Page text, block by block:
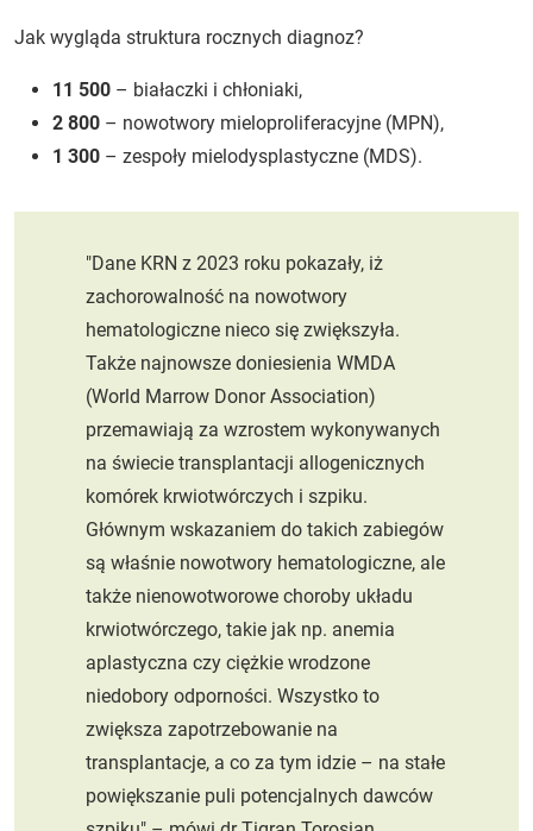
Jak wygląda struktura rocznych diagnoz?
11 500 – białaczki i chłoniaki,
2 800 – nowotwory mieloproliferacyjne (MPN),
1 300 – zespoły mielodysplastyczne (MDS).
"Dane KRN z 2023 roku pokazały, iż
zachorowalność na nowotwory
hematologiczne nieco się zwiększyła.
Także najnowsze doniesienia WMDA
(World Marrow Donor Association)
przemawiają za wzrostem wykonywanych
na świecie transplantacji allogenicznych
komórek krwiotwórczych i szpiku.
Głównym wskazaniem do takich zabiegów
są właśnie nowotwory hematologiczne, ale
także nienowotworowe choroby układu
krwiotwórczego, takie jak np. anemia
aplastyczna czy ciężkie wrodzone
niedobory odporności. Wszystko to
zwiększa zapotrzebowanie na
transplantacje, a co za tym idzie – na stałe
powiększanie puli potencjalnych dawców